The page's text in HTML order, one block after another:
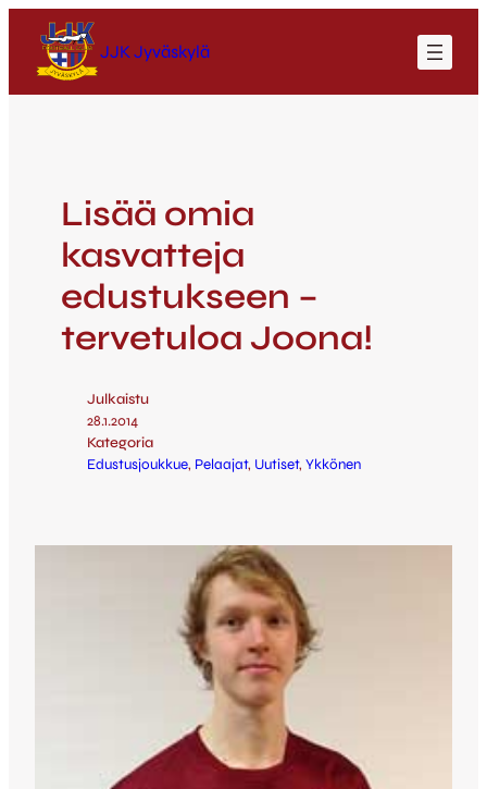
JJK Jyväskylä
Lisää omia
kasvatteja
edustukseen –
tervetuloa Joona!
Julkaistu
28.1.2014
Kategoria
Edustusjoukkue, Pelaajat, Uutiset, Ykkönen